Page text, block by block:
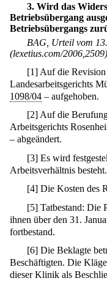
3. Wird das
Betriebsübergang
Betriebsübergangs
BAG, Urteil vom
(lexetius.com/2006,2509)
[1] Auf die
Landesarbeitsgerichts
1098/04 – aufgehoben.
[2] Auf die
Arbeitsgerichts
– abgeändert.
[3] Es wird
Arbeitsverhältnis besteht.
[4] Die Kosten des
[5] Tatbestand: Die
ihnen über den 31.
fortbestand.
[6] Die Beklagte
Beschäftigten. Die
dieser Klinik als